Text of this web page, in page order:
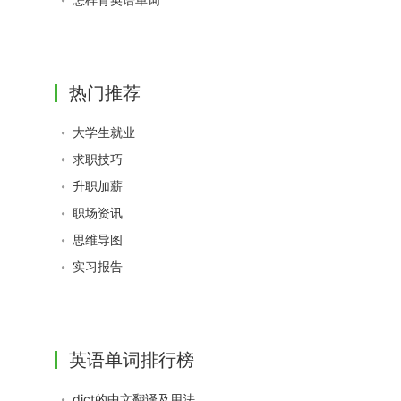
热门推荐
大学生就业
求职技巧
升职加薪
职场资讯
思维导图
实习报告
英语单词排行榜